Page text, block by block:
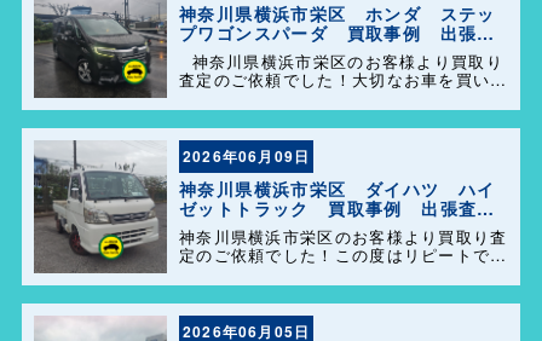
神奈川県横浜市栄区 ホンダ ステッ
プワゴンスパーダ 買取事例 出張査
定 ハッピーカーズ港南店！
神奈川県横浜市栄区のお客様より買取り
査定のご依頼でした！大切なお車を買い取
も弊社の事をよろしくお願いします＼
(^o^)／
2026年06月09日
神奈川県横浜市栄区 ダイハツ ハイ
ゼットトラック 買取事例 出張査
定 ハッピーカーズ港南店！
神奈川県横浜市栄区のお客様より買取り査
定のご依頼でした！この度はリピートでの
のお車を迅速かつ丁寧に対応させていただ
きました。 今後ともよろしくお願いしま
す＼(^o^)／
2026年06月05日